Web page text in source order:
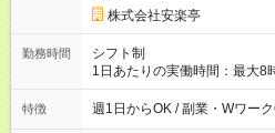
株式会社安楽亭
勤務時間
シフト制
1日あたりの実働時間：最大8
日3時間～OK！】 ＊レギュラー
ものお迎えまでの時間」 「ラ
特徴 週1日からOK / 副業・Wワー